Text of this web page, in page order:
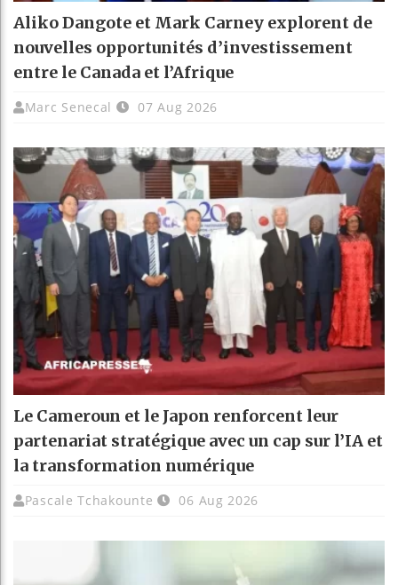
Aliko Dangote et Mark Carney explorent de
nouvelles opportunités d’investissement
entre le Canada et l’Afrique
Marc Senecal 07 Aug 2026
Le Cameroun et le Japon renforcent leur
partenariat stratégique avec un cap sur l’IA et
la transformation numérique
Pascale Tchakounte 06 Aug 2026